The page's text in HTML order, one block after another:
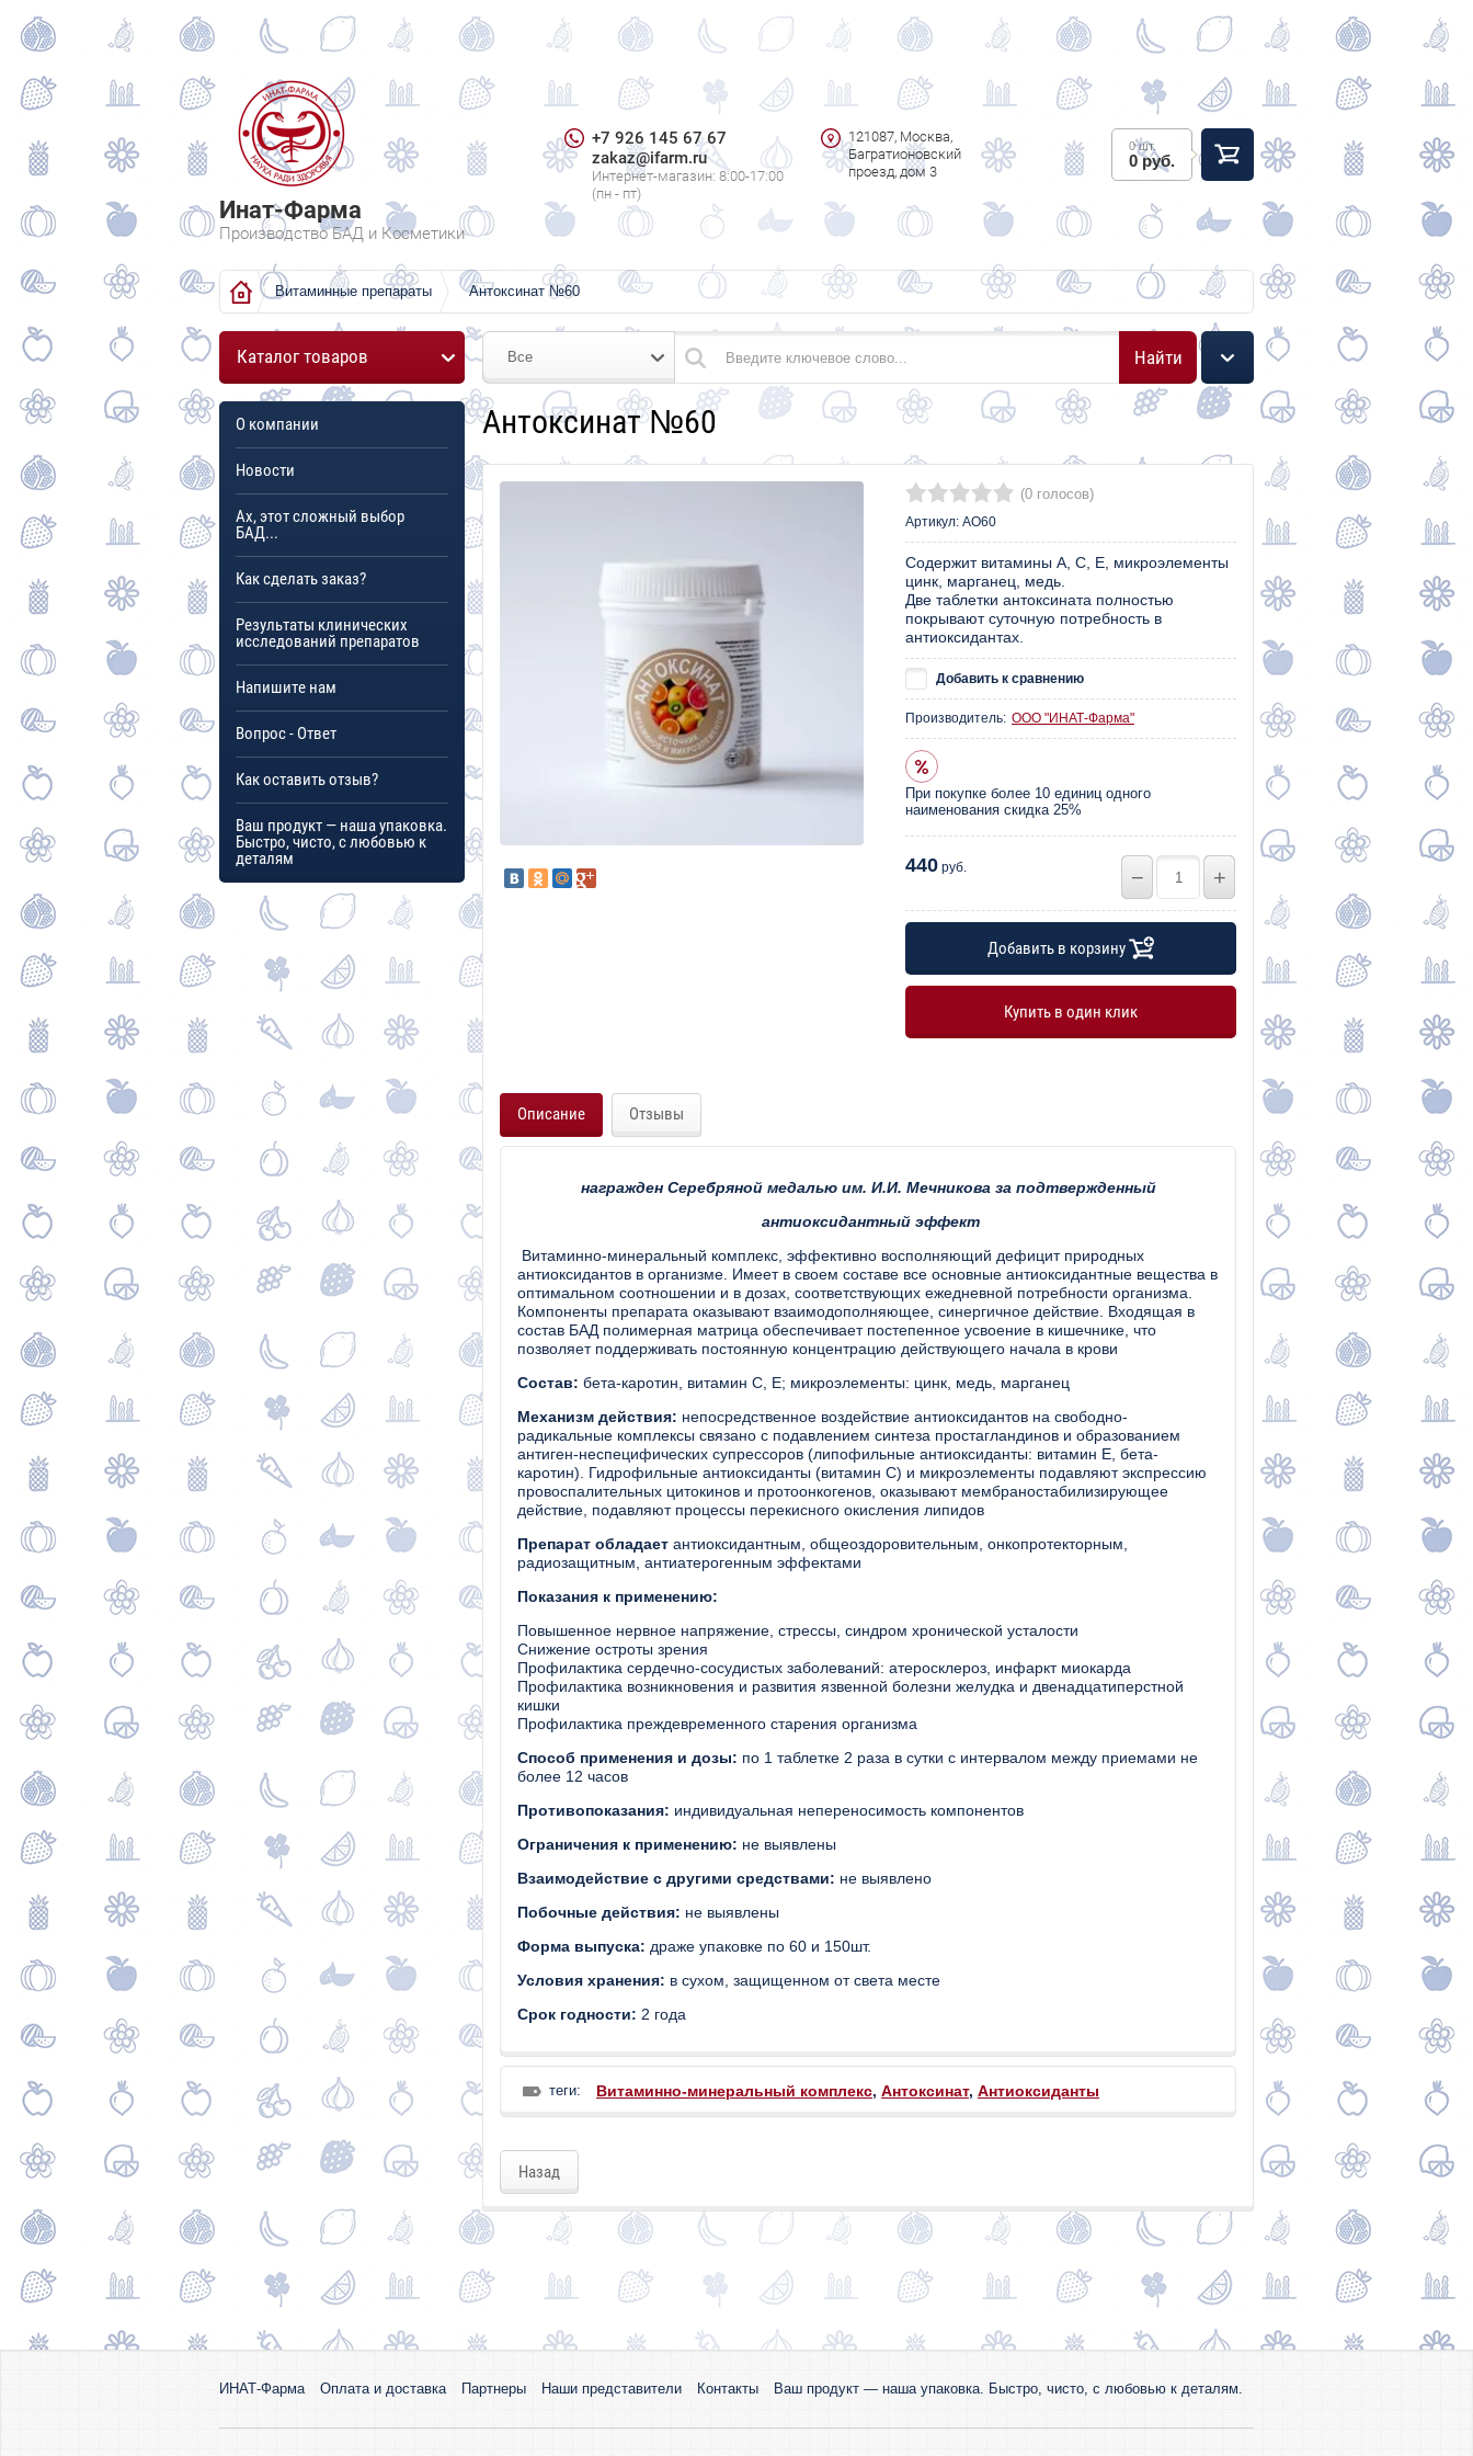
Инат-Фарма
Производство БАД и Косметики
+7 926 145 67 67
zakaz@ifarm.ru
Интернет-магазин: 8:00-17:00
(пн - пт)
121087, Москва,
Багратионовский
проезд, дом 3
0 шт.
0 руб.
Витаминные препараты Антоксинат №60
Каталог товаров
О компании
Новости
Ах, этот сложный выбор
БАД...
Как сделать заказ?
Результаты клинических
исследований препаратов
Напишите нам
Вопрос - Ответ
Как оставить отзыв?
Ваш продукт — наша упаковка.
Быстро, чисто, с любовью к
деталям
Все Найти
Антоксинат №60
(0 голосов)
Артикул: АО60
Содержит витамины А, С, Е, микроэлементы
цинк, марганец, медь.
Две таблетки антоксината полностью
покрывают суточную потребность в
антиоксидантах.
Добавить к сравнению
Производитель: ООО "ИНАТ-Фарма"
При покупке более 10 единиц одного
наименования скидка 25%
440 руб. − +
Добавить в корзину
Купить в один клик
Описание Отзывы
награжден Серебряной медалью им. И.И. Мечникова за подтвержденный
антиоксидантный эффект
Витаминно-минеральный комплекс, эффективно восполняющий дефицит природных
антиоксидантов в организме. Имеет в своем составе все основные антиоксидантные вещества в
оптимальном соотношении и в дозах, соответствующих ежедневной потребности организма.
Компоненты препарата оказывают взаимодополняющее, синергичное действие. Входящая в
состав БАД полимерная матрица обеспечивает постепенное усвоение в кишечнике, что
позволяет поддерживать постоянную концентрацию действующего начала в крови
Состав: бета-каротин, витамин С, Е; микроэлементы: цинк, медь, марганец
Механизм действия: непосредственное воздействие антиоксидантов на свободно-
радикальные комплексы связано с подавлением синтеза простагландинов и образованием
антиген-неспецифических супрессоров (липофильные антиоксиданты: витамин Е, бета-
каротин). Гидрофильные антиоксиданты (витамин С) и микроэлементы подавляют экспрессию
провоспалительных цитокинов и протоонкогенов, оказывают мембраностабилизирующее
действие, подавляют процессы перекисного окисления липидов
Препарат обладает антиоксидантным, общеоздоровительным, онкопротекторным,
радиозащитным, антиатерогенным эффектами
Показания к применению:
Повышенное нервное напряжение, стрессы, синдром хронической усталости
Снижение остроты зрения
Профилактика сердечно-сосудистых заболеваний: атеросклероз, инфаркт миокарда
Профилактика возникновения и развития язвенной болезни желудка и двенадцатиперстной
кишки
Профилактика преждевременного старения организма
Способ применения и дозы: по 1 таблетке 2 раза в сутки с интервалом между приемами не
более 12 часов
Противопоказания: индивидуальная непереносимость компонентов
Ограничения к применению: не выявлены
Взаимодействие с другими средствами: не выявлено
Побочные действия: не выявлены
Форма выпуска: драже упаковке по 60 и 150шт.
Условия хранения: в сухом, защищенном от света месте
Срок годности: 2 года
теги: Витаминно-минеральный комплекс, Антоксинат, Антиоксиданты
Назад
ИНАТ-Фарма Оплата и доставка Партнеры Наши представители Контакты Ваш продукт — наша упаковка. Быстро, чисто, с любовью к деталям.